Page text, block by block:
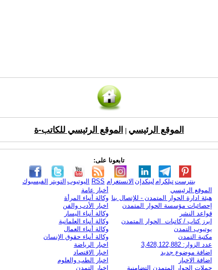
الموقع الرئيسي الموقع الرئيسي للكاتب-ة
تابعونا على:
الفيسبوك التويتر اليوتيوب RSS الانستغرام لينكدإن تيلكرامبنترست
الموقع الرئيسي
هيئة ادارة الحوار المتمدن - للإتصال بنا
إحصائيات مؤسسة الحوار المتمدن
قواعد النشر
ابرز كتاب / كاتبات الحوار المتمدن
يوتيوب التمدن
مكتبة التمدن
عدد الزوار: 3,428,122,882
اضافة موضوع جديد
اضافة الاخبار
حملات الحوار المتمدن التضامنية
أخبار عامة
وكالة أنباء المرأة
اخبار الأدب والفن
وكالة أنباء اليسار
وكالة أنباء العلمانية
وكالة أنباء العمال
وكالة أنباء حقوق الإنسان
اخبار الرياضة
اخبار الاقتصاد
اخبار الطب والعلوم
اخبار التمدن